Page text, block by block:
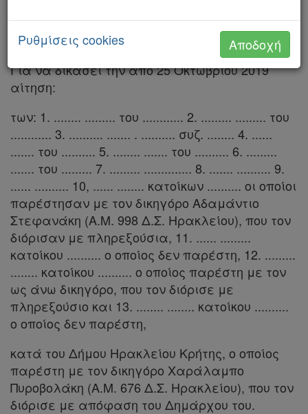
Αναζήτηση
Κ.Α.Δ.
Διακρατικές
Συμφωνίες
Ελλάδας
Πληροφορίες
Εταιρεία
Επικοινωνία
Όροι
χρήσης
Πολιτική
απορρήτου
Νικολάκης, Πάρεδροι. Γραμματέας η
Καλλιόπη Ανδρέου.
Για να δικάσει την από 25 Οκτωβρίου 2019
αίτηση:
των: 1. ........ ......... του ............ 2. ......... ......... του
............ 3. .......... ....... . .......... συζ. ........ 4. ......
....... του .......... 5. ........ ....... του .......... 6. .........
....... του ......... 7. ......... .............. 8. ....... .......... 9.
...... .......... 10, ...... ........ κατοίκων .......... οι οποίοι
παρέστησαν με τον δικηγόρο Αδαμάντιο
Στεφανάκη (Α.Μ. 998 Δ.Σ. Ηρακλείου), που τον
διόρισαν με πληρεξούσια, 11. ...... .........
κατοίκου .......... ο οποίος δεν παρέστη, 12. .........
........ κατοίκου .......... ο οποίος παρέστη με τον
ως άνω δικηγόρο, που τον διόρισε με
πληρεξούσιο και 13. ........ ........ κατοίκου ..........
ο οποίος δεν παρέστη,
κατά του Δήμου Ηρακλείου Κρήτης, ο οποίος
παρέστη με τον δικηγόρο Χαράλαμπο
Πυροβολάκη (Α.Μ. 676 Δ.Σ. Ηρακλείου), που τον
διόρισε με απόφαση του Δημάρχου του.
Ρυθμίσεις cookies Αποδοχή